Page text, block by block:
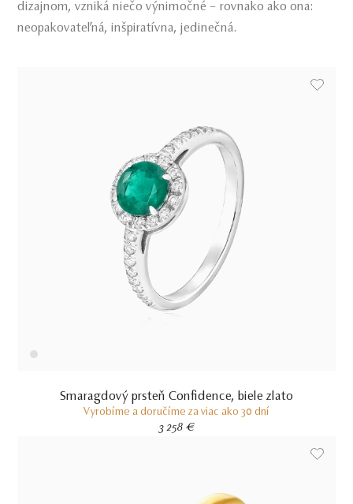
dizajnom, vzniká niečo výnimočné – rovnako ako ona:
neopakovateľná, inšpiratívna, jedinečná.
Smaragdový prsteň Confidence, biele zlato
Vyrobíme a doručíme za viac ako 30 dní
3 258 €